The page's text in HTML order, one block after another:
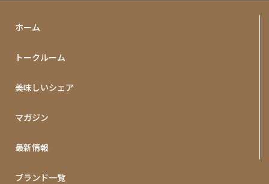
ホーム
トークルーム
美味しいシェア
マガジン
最新情報
ブランド一覧